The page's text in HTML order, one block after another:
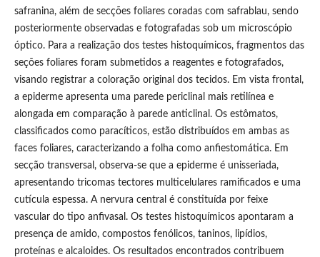
safranina, além de secções foliares coradas com safrablau, sendo
posteriormente observadas e fotografadas sob um microscópio
óptico. Para a realização dos testes histoquímicos, fragmentos das
seções foliares foram submetidos a reagentes e fotografados,
visando registrar a coloração original dos tecidos. Em vista frontal,
a epiderme apresenta uma parede periclinal mais retilínea e
alongada em comparação à parede anticlinal. Os estômatos,
classificados como paracíticos, estão distribuídos em ambas as
faces foliares, caracterizando a folha como anfiestomática. Em
secção transversal, observa-se que a epiderme é unisseriada,
apresentando tricomas tectores multicelulares ramificados e uma
cutícula espessa. A nervura central é constituída por feixe
vascular do tipo anfivasal. Os testes histoquímicos apontaram a
presença de amido, compostos fenólicos, taninos, lipídios,
proteínas e alcaloides. Os resultados encontrados contribuem